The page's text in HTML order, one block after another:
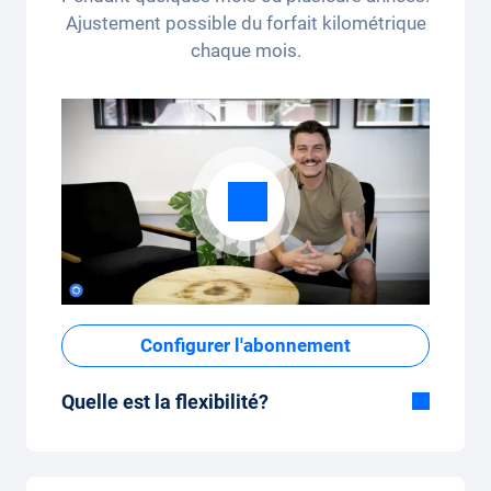
Ajustement possible du forfait kilométrique
chaque mois.
Configurer l'abonnement
Quelle est la flexibilité?